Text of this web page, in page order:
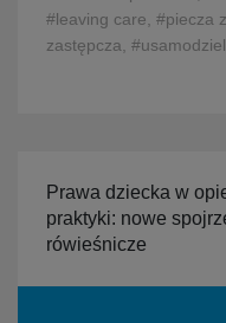
#leaving care, #piecza
zastępcza,
Prawa dziecka w
praktyki: nowe
rówieśnicze